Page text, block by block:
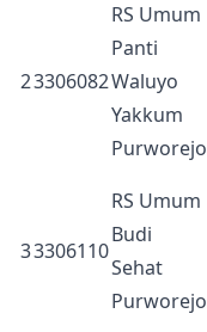
23306082
RS Umum
Panti
Waluyo
Yakkum
Purworejo
33306110
RS Umum
Budi
Sehat
Purworejo